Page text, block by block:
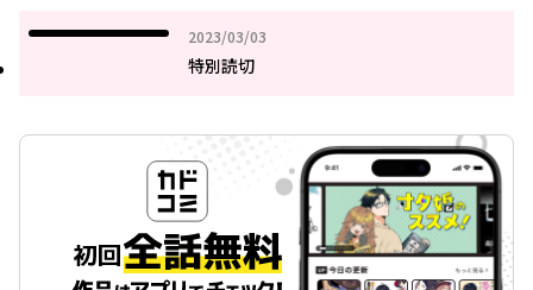
2023/03/03
2023年03月03日
特別読切